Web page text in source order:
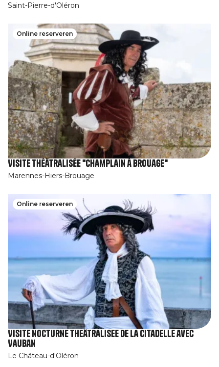
Saint-Pierre-d'Oléron
Online reserveren
Visite théâtralisée "Champlain à Brouage"
Marennes-Hiers-Brouage
Online reserveren
Visite nocturne théâtralisée de la Citadelle avec
Vauban
Le Château-d'Oléron